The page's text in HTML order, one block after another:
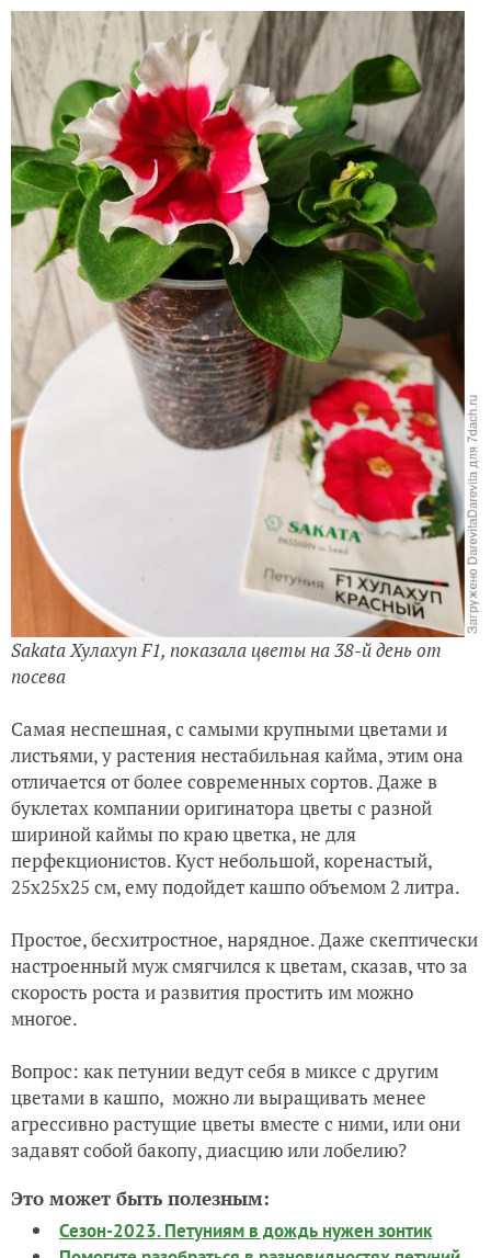
Петунии Trilogy F1 от Takii — это предтечи мощных
суперампельных современных сортов, у них
красивая круглая форма, высота 10-15 см у куста,
небольшие цветы до 5 см в диаметре и способность
отращивать побеги до 60 см, один корень может
освоить до 20 литров объема кашпо. Петуния
устойчива к внешним воздействиям, таким как ветер,
дождь и яркое солнце.
посева
Cамая неспешная, с самыми крупными цветами и
листьями, у растения нестабильная кайма, этим она
буклетах компании оригинатора цветы с разной
шириной каймы по краю цветка, не для
перфекционистов. Куст небольшой, коренастый,
25х25х25 см, ему подойдет кашпо объемом 2 литра.
Простое, бесхитростное, нарядное. Даже скептически
настроенный муж смягчился к цветам, сказав, что за